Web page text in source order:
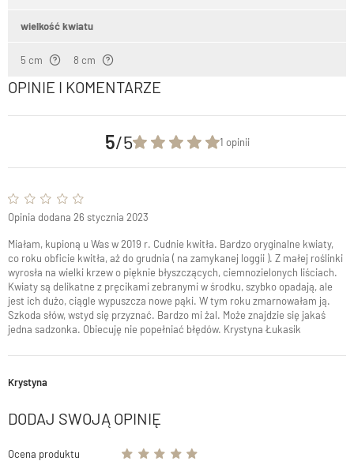
wielkość kwiatu
5 cm 8 cm
OPINIE I KOMENTARZE
5/5 1 opinii
Miałam, kupioną u Was w 2019 r. Cudnie kwitła. Bardzo oryginalne kwiaty,
co roku obficie kwitła, aż do grudnia ( na zamykanej loggii ). Z małej roślinki
wyrosła na wielki krzew o pięknie błyszczących, ciemnozielonych liściach.
Kwiaty są delikatne z pręcikami zebranymi w środku, szybko opadają, ale
jest ich dużo, ciągle wypuszcza nowe pąki. W tym roku zmarnowałam ją.
Szkoda słów, wstyd się przyznać. Bardzo mi żal. Może znajdzie się jakaś
jedna sadzonka. Obiecuję nie popełniać błędów. Krystyna Łukasik
Krystyna
Opinia dodana 26 stycznia 2023
DODAJ SWOJĄ OPINIĘ
Ocena produktu